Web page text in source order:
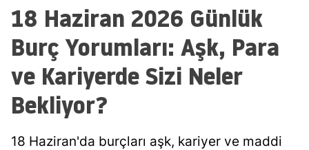
18 Haziran 2026 Günlük
Burç Yorumları: Aşk, Para
ve Kariyerde Sizi Neler
Bekliyor?
18 Haziran'da burçları aşk, kariyer ve maddi